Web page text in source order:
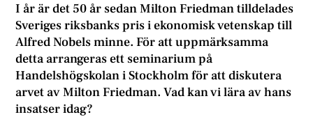
I år är det 50 år sedan Milton Friedman tilldelades
Sveriges riksbanks pris i ekonomisk vetenskap till
Alfred Nobels minne. För att uppmärksamma
detta arrangeras ett seminarium på
Handelshögskolan i Stockholm för att diskutera
arvet av Milton Friedman. Vad kan vi lära av hans
insatser idag?